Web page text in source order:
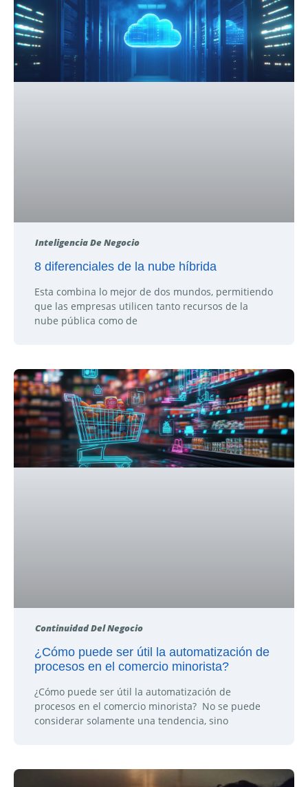
Inteligencia De Negocio
8 diferenciales de la nube híbrida
Esta combina lo mejor de dos mundos, permitiendo
que las empresas utilicen tanto recursos de la
nube pública como de
Continuidad Del Negocio
¿Cómo puede ser útil la automatización de
procesos en el comercio minorista?
¿Cómo puede ser útil la automatización de
procesos en el comercio minorista? No se puede
considerar solamente una tendencia, sino